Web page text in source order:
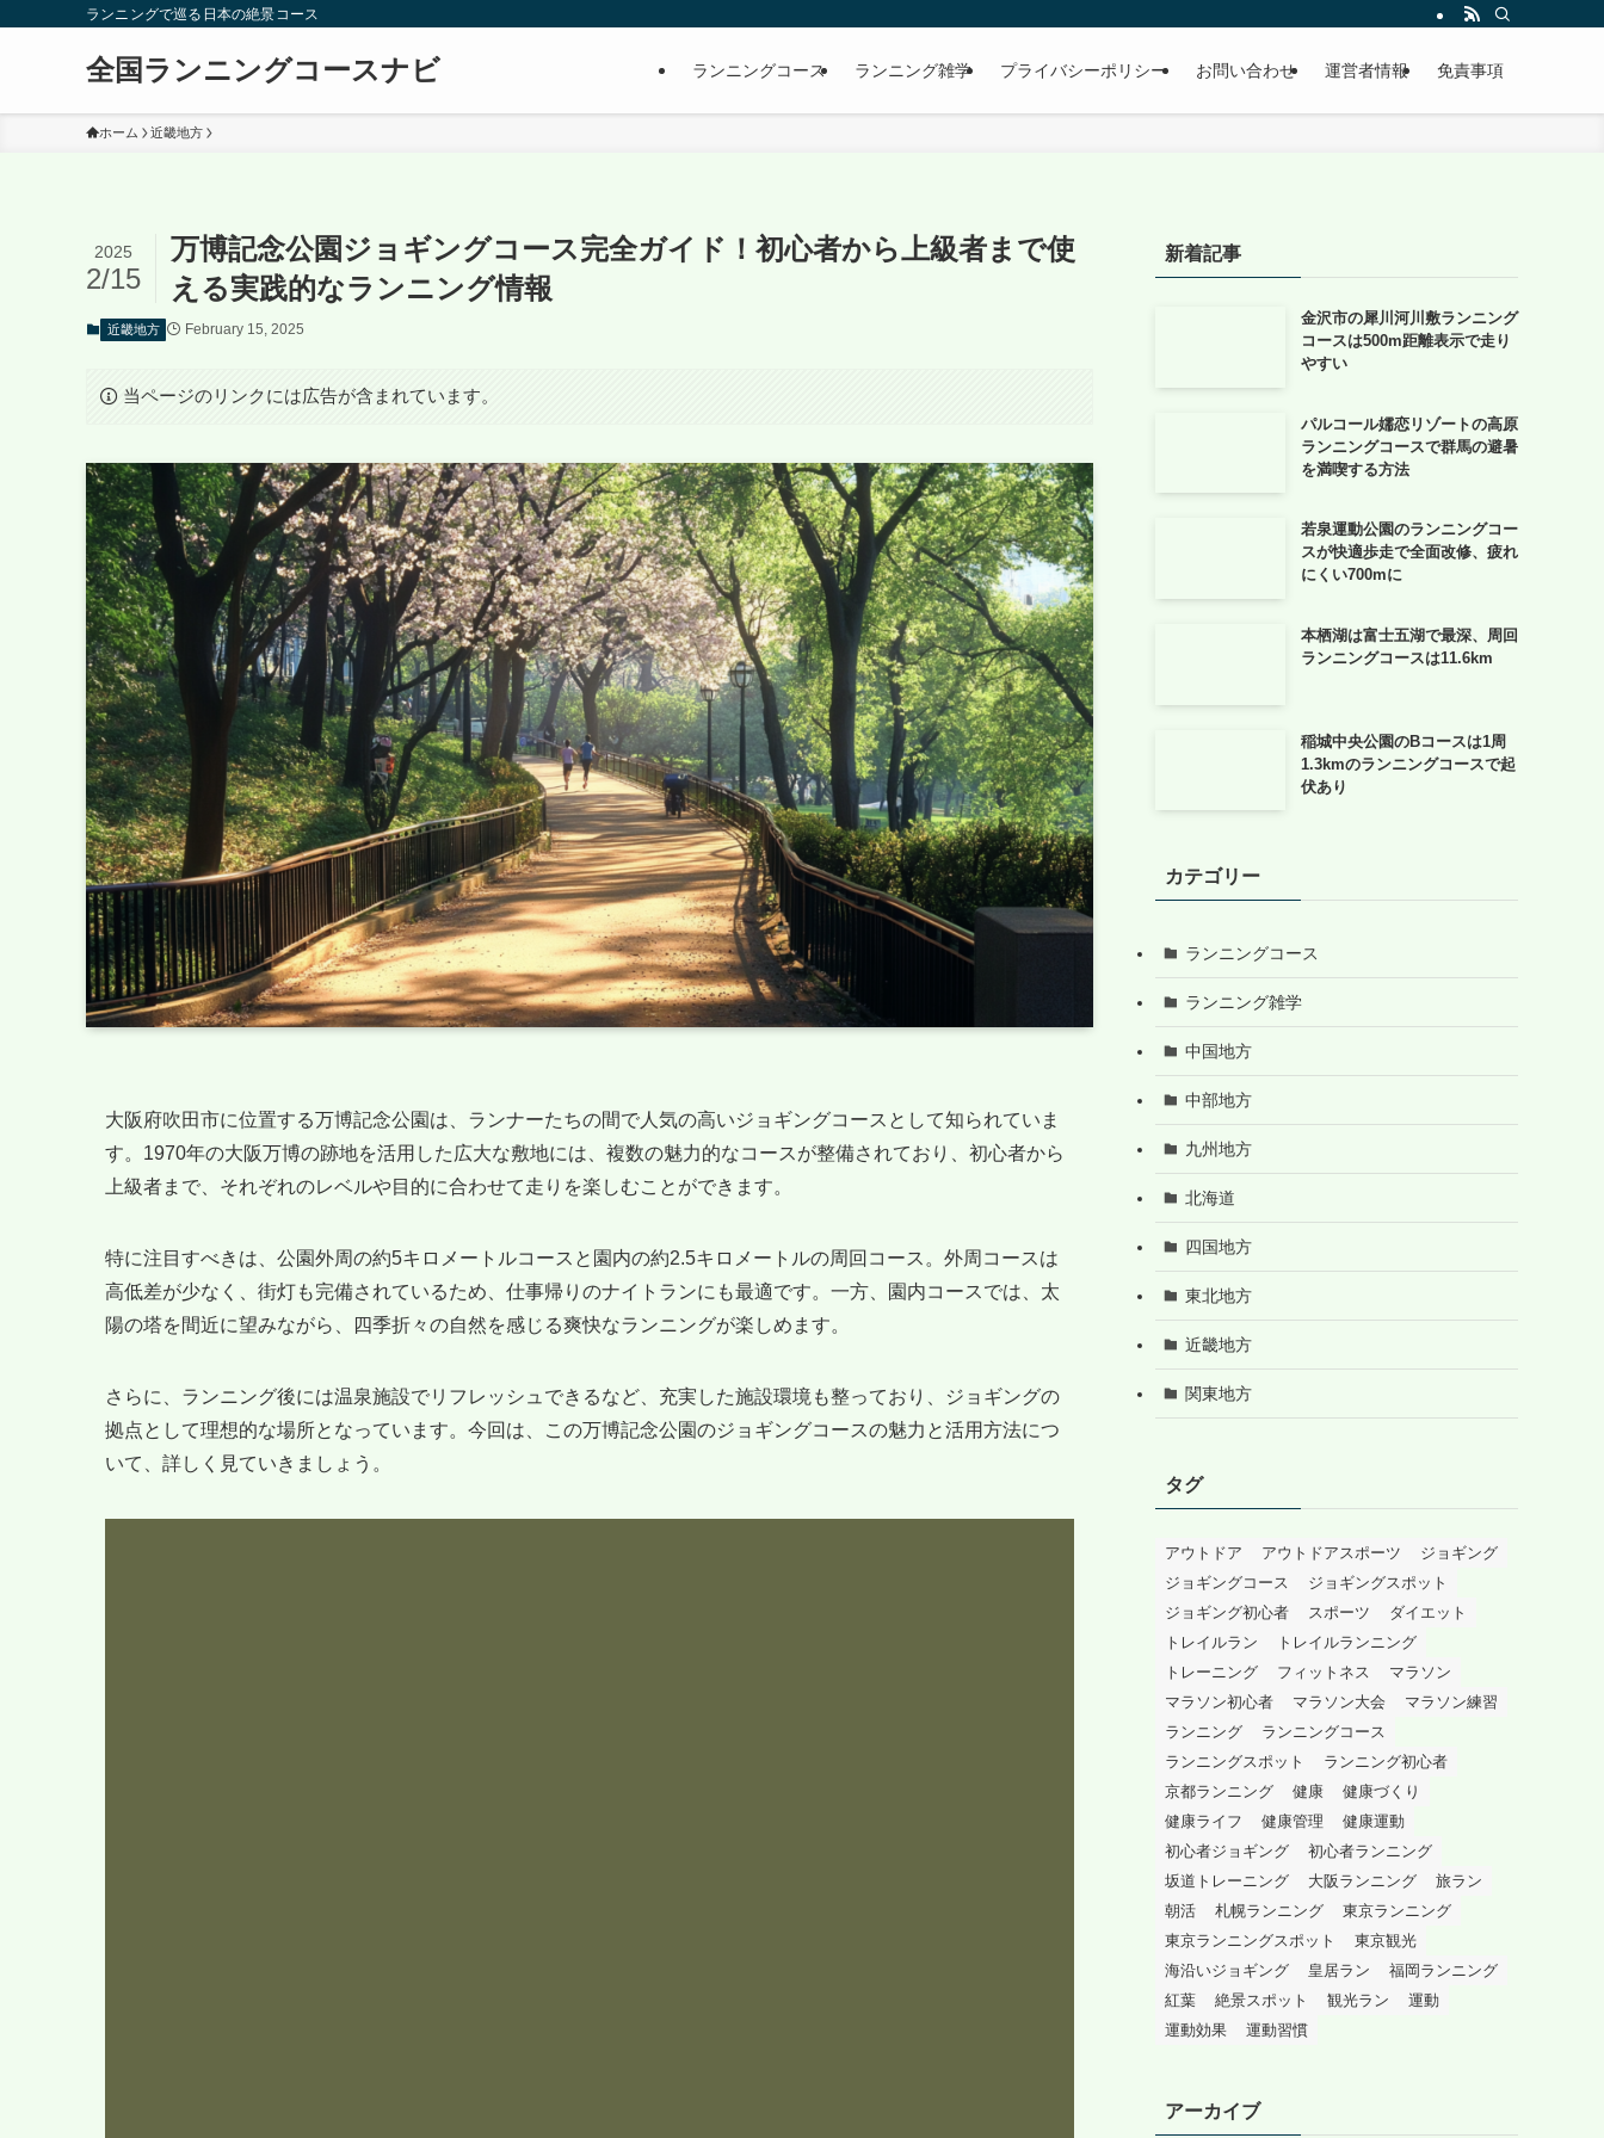
ランニングで巡る日本の絶景コース
全国ランニングコースナビ ランニングコース ランニング雑学 プライバシーポリシー お問い合わせ 運営者情報 免責事項
ホーム 近畿地方
万博記念公園ジョギングコース完全ガイド！初心者から上級者まで使
える実践的なランニング情報
2025
2/15
近畿地方 February 15, 2025
当ページのリンクには広告が含まれています。
大阪府吹田市に位置する万博記念公園は、ランナーたちの間で人気の高いジョギングコースとして知られていま
す。1970年の大阪万博の跡地を活用した広大な敷地には、複数の魅力的なコースが整備されており、初心者から
上級者まで、それぞれのレベルや目的に合わせて走りを楽しむことができます。
特に注目すべきは、公園外周の約5キロメートルコースと園内の約2.5キロメートルの周回コース。外周コースは
高低差が少なく、街灯も完備されているため、仕事帰りのナイトランにも最適です。一方、園内コースでは、太
陽の塔を間近に望みながら、四季折々の自然を感じる爽快なランニングが楽しめます。
さらに、ランニング後には温泉施設でリフレッシュできるなど、充実した施設環境も整っており、ジョギングの
拠点として理想的な場所となっています。今回は、この万博記念公園のジョギングコースの魅力と活用方法につ
いて、詳しく見ていきましょう。
新着記事
金沢市の犀川河川敷ランニング
コースは500m距離表示で走り
やすい
パルコール嬬恋リゾートの高原
ランニングコースで群馬の避暑
を満喫する方法
若泉運動公園のランニングコー
スが快適歩走で全面改修、疲れ
にくい700mに
本栖湖は富士五湖で最深、周回
ランニングコースは11.6km
稲城中央公園のBコースは1周
1.3kmのランニングコースで起
伏あり
カテゴリー
ランニングコース
ランニング雑学
中国地方
中部地方
九州地方
北海道
四国地方
東北地方
近畿地方
関東地方
タグ
アウトドア アウトドアスポーツ
ジョギング
ジョギングコース
ジョギングスポット
ジョギング初心者
スポーツ
ダイエット
トレイルラン
トレイルランニング
トレーニング
フィットネス
マラソン
マラソン初心者
マラソン大会
マラソン練習
ランニング
ランニングコース
ランニングスポット
ランニング初心者
京都ランニング
健康
健康づくり
健康ライフ
健康管理
健康運動
初心者ジョギング
初心者ランニング
坂道トレーニング
大阪ランニング
旅ラン
朝活
札幌ランニング
東京ランニング
東京ランニングスポット
東京観光
海沿いジョギング
皇居ラン
福岡ランニング
紅葉
絶景スポット 観光ラン
運動
運動効果
運動習慣
アーカイブ